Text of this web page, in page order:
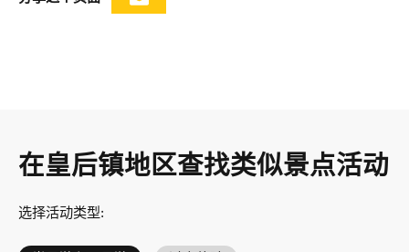
在皇后镇地区查找类似景点活动
选择活动类型: